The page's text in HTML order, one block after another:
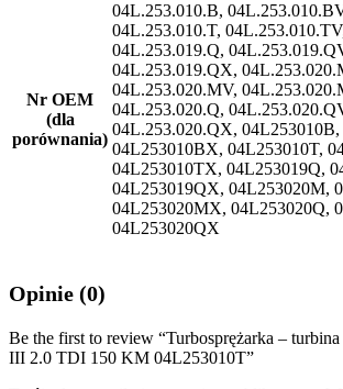
Nr OEM
(dla
porównania)
04L.253.010.B,
04L.253.010.T,
04L.253.019.Q,
04L.253.019.QX,
04L.253.020.MV,
04L.253.020.Q,
04L.253.020.QX,
04L253010BX, 04L253010T,
04L253010TX, 04L253019Q,
04L253019QX, 04L253020M,
04L253020MX, 04L253020Q,
04L253020QX
Opinie (0)
Be the first to review “Turbosprężarka –
III 2.0 TDI 150 KM 04L253010T”